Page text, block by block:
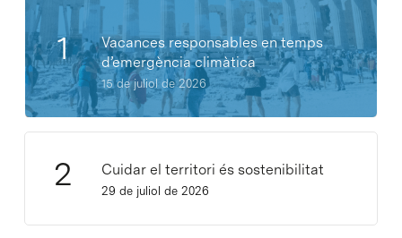
Vacances responsables en temps
d’emergència climàtica
15 de juliol de 2026
Cuidar el territori és sostenibilitat
29 de juliol de 2026